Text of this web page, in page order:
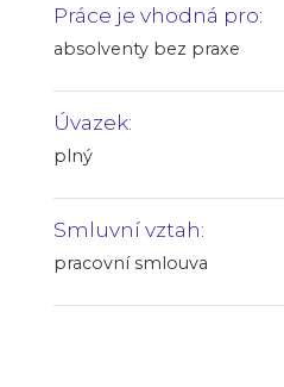
Práce je vhodná pro:
absolventy bez praxe
Úvazek:
plný
Smluvní vztah:
pracovní smlouva